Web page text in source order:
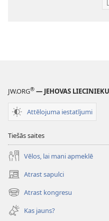
JW.ORG® — JEHOVAS
Attēlojuma iestatījumi
Tiešās saites
Vēlos, lai mani apmeklē
Atrast sapulci
(opens
new
window)
Atrast kongresu
(opens
new
window)
Kas jauns?